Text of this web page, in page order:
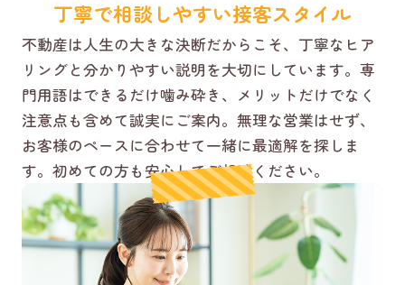
丁寧で相談しやすい接客スタイル
不動産は人生の大きな決断だからこそ、丁寧なヒア
リングと分かりやすい説明を大切にしています。専
門用語はできるだけ噛み砕き、メリットだけでなく
注意点も含めて誠実にご案内。無理な営業はせず、
お客様のペースに合わせて一緒に最適解を探しま
す。初めての方も安心してご相談ください。